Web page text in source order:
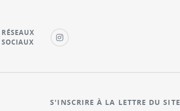
RÉSEAUX
SOCIAUX
S'INSCRIRE À LA LETTRE DU SITE